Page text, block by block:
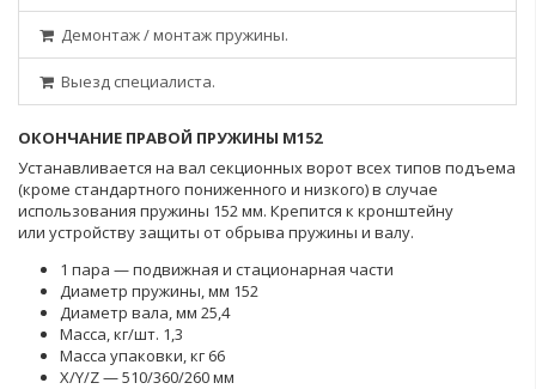
Демонтаж / монтаж пружины.
Выезд специалиста.
ОКОНЧАНИЕ ПРАВОЙ ПРУЖИНЫ М152
Устанавливается на вал секционныхворот всех типов подъема
(кроме стандартного пониженного и низкого) в случае
использования пружины 152 мм. Крепится к кронштейну
или устройству защиты от обрыва пружины и валу.
1 пара — подвижная и стационарная части
Диаметр пружины, мм 152
Диаметр вала, мм 25,4
Масса, кг/шт. 1,3
Масса упаковки, кг 66
X/Y/Z — 510/360/260 мм